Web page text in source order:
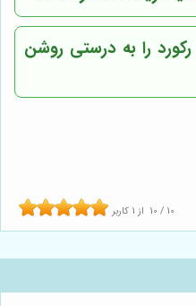
را به درستی روشن
10 / 10 از 1 کاربر